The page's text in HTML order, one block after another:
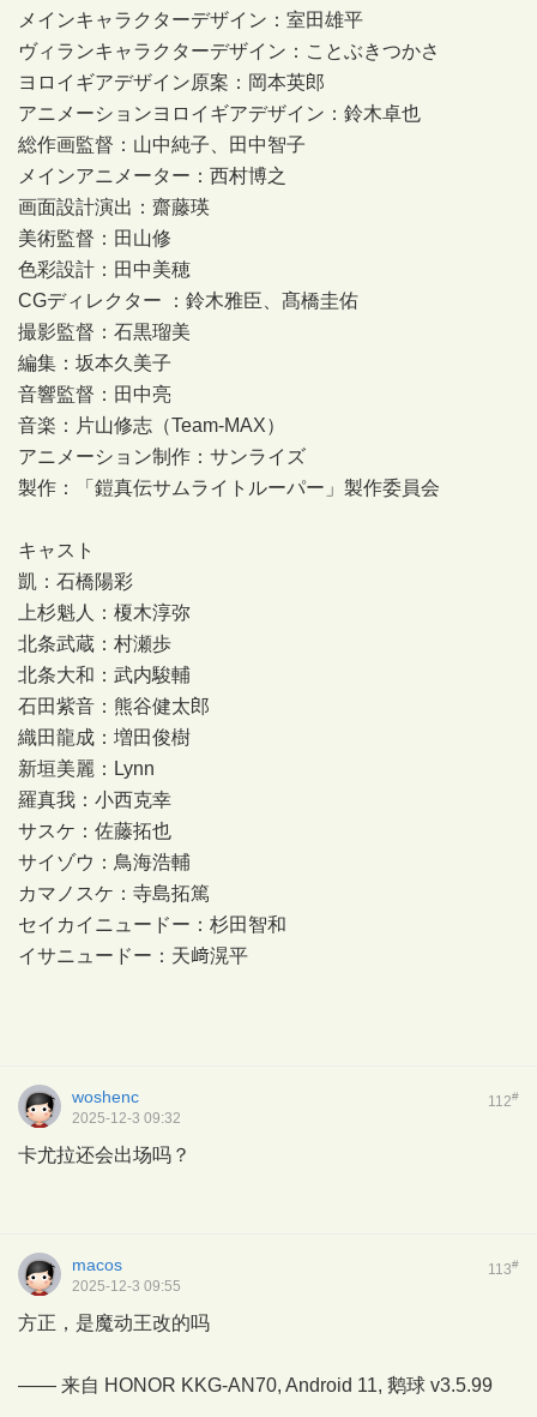
メインキャラクターデザイン：室田雄平
ヴィランキャラクターデザイン：ことぶきつかさ
ヨロイギアデザイン原案：岡本英郎
アニメーションヨロイギアデザイン：鈴木卓也
総作画監督：山中純子、田中智子
メインアニメーター：西村博之
画面設計演出：齋藤瑛
美術監督：田山修
色彩設計：田中美穂
CGディレクター ：鈴木雅臣、髙橋圭佑
撮影監督：石黒瑠美
編集：坂本久美子
音響監督：田中亮
音楽：片山修志（Team-MAX）
アニメーション制作：サンライズ
製作：「鎧真伝サムライトルーパー」製作委員会
キャスト
凱：石橋陽彩
上杉魁人：榎木淳弥
北条武蔵：村瀬歩
北条大和：武内駿輔
石田紫音：熊谷健太郎
織田龍成：増田俊樹
新垣美麗：Lynn
羅真我：小西克幸
サスケ：佐藤拓也
サイゾウ：鳥海浩輔
カマノスケ：寺島拓篤
セイカイニュードー：杉田智和
イサニュードー：天﨑滉平
112#
woshenc
2025-12-3 09:32
卡尤拉还会出场吗？
113#
macos
2025-12-3 09:55
方正，是魔动王改的吗
—— 来自 HONOR KKG-AN70, Android 11, 鹅球 v3.5.99